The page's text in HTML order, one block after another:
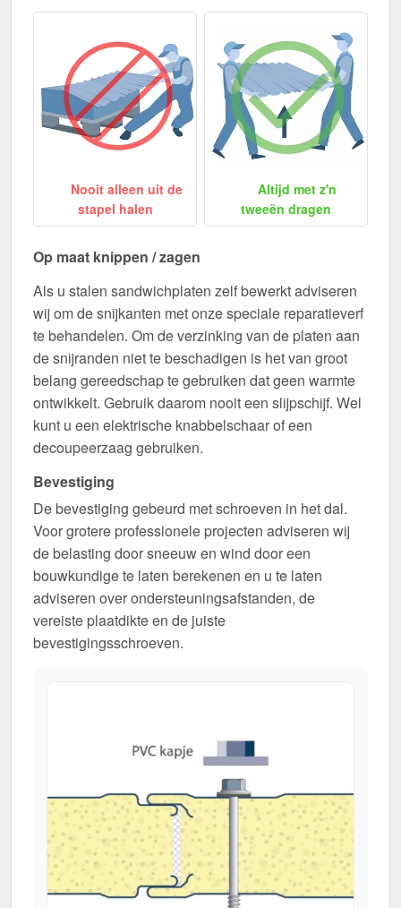
Nooit alleen uit de
stapel halen
Altijd met z'n
tweeën dragen
Op maat knippen / zagen
Als u stalen sandwichplaten zelf bewerkt adviseren
wij om de snijkanten met onze speciale reparatieverf
te behandelen. Om de verzinking van de platen aan
de snijranden niet te beschadigen is het van groot
belang gereedschap te gebruiken dat geen warmte
ontwikkelt. Gebruik daarom nooit een slijpschijf. Wel
kunt u een elektrische knabbelschaar of een
decoupeerzaag gebruiken.
Bevestiging
De bevestiging gebeurd met schroeven in het dal.
Voor grotere professionele projecten adviseren wij
de belasting door sneeuw en wind door een
bouwkundige te laten berekenen en u te laten
adviseren over ondersteuningsafstanden, de
vereiste plaatdikte en de juiste
bevestigingsschroeven.